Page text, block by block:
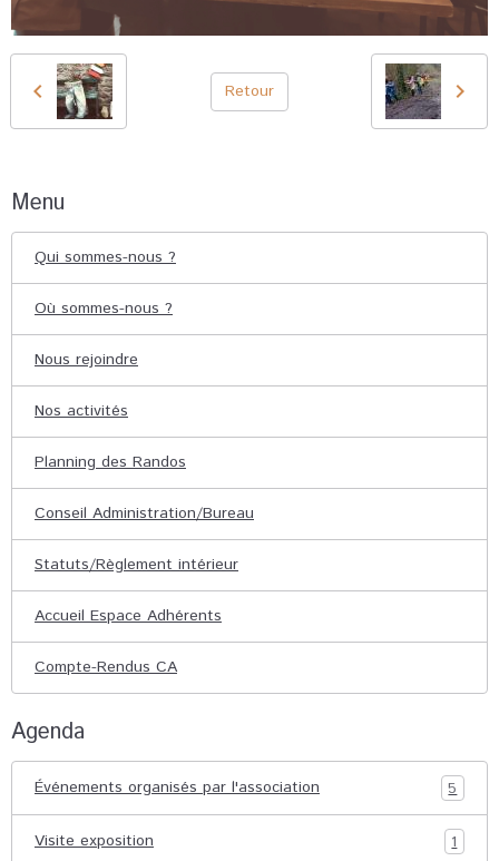
Retour
Menu
Qui sommes-nous ?
Où sommes-nous ?
Nous rejoindre
Nos activités
Planning des Randos
Conseil Administration/Bureau
Statuts/Règlement intérieur
Accueil Espace Adhérents
Compte-Rendus CA
Agenda
Événements organisés par l'association 5
Visite exposition 1